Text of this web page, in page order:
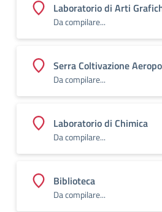
Laboratorio di Arti
Da compilare...
Serra Coltivazione
Da compilare...
Laboratorio di Chimica
Da compilare...
Biblioteca
Da compilare...